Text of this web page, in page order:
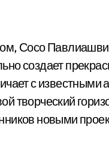
Сосо
создает
с известными
творческий
новыми